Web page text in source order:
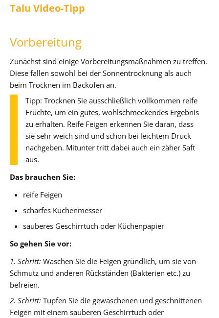
Talu Video-Tipp
Vorbereitung
Zunächst sind einige Vorbereitungsmaßnahmen zu treffen.
Diese fallen sowohl bei der Sonnentrocknung als auch
beim Trocknen im Backofen an.
Tipp: Trocknen Sie ausschließlich vollkommen reife
Früchte, um ein gutes, wohlschmeckendes Ergebnis
zu erhalten. Reife Feigen erkennen Sie daran, dass
sie sehr weich sind und schon bei leichtem Druck
nachgeben. Mitunter tritt dabei auch ein zäher Saft
aus.
Das brauchen Sie:
reife Feigen
scharfes Küchenmesser
sauberes Geschirrtuch oder Küchenpapier
So gehen Sie vor:
1. Schritt: Waschen Sie die Feigen gründlich, um sie von
Schmutz und anderen Rückständen (Bakterien etc.) zu
befreien.
2. Schritt: Tupfen Sie die gewaschenen und geschnittenen
Feigen mit einem sauberen Geschirrtuch oder